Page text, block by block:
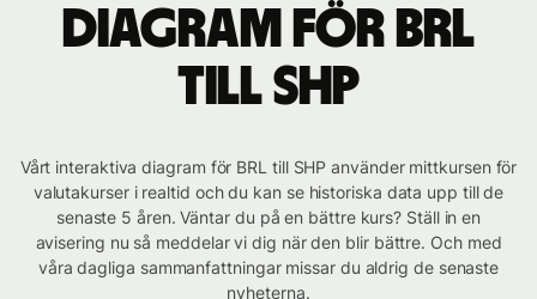
Diagram för BRL
till SHP
Vårt interaktiva diagram för BRL till SHP använder mittkursen för
valutakurser i realtid och du kan se historiska data upp till de
senaste 5 åren. Väntar du på en bättre kurs? Ställ in en
avisering nu så meddelar vi dig när den blir bättre. Och med
våra dagliga sammanfattningar missar du aldrig de senaste
nyheterna.